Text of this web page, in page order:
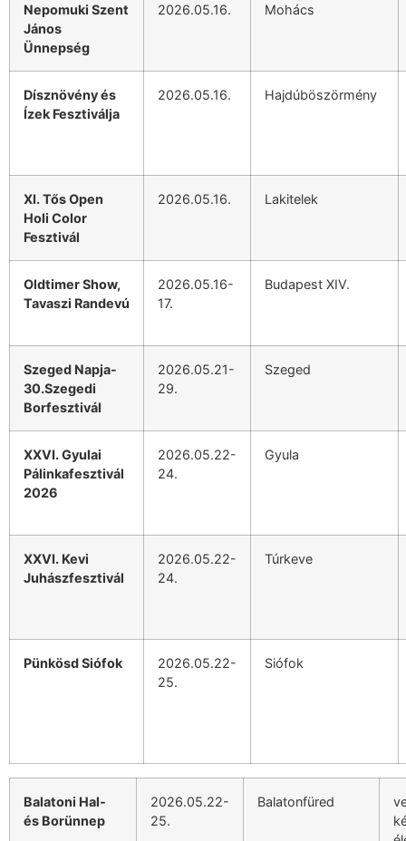
Nepomuki Szent
János
Ünnepség
2026.05.16. Mohács
Dísznövény és
Ízek Fesztiválja
2026.05.16. Hajdúböszörmény
XI. Tős Open
Holi Color
Fesztivál
2026.05.16. Lakitelek
Oldtimer Show,
Tavaszi Randevú
2026.05.16-
17.
Budapest XIV.
Szeged Napja-
30.Szegedi
Borfesztivál
2026.05.21-
29.
Szeged
XXVI. Gyulai
Pálinkafesztivál
2026
2026.05.22-
24.
Gyula
XXVI. Kevi
Juhászfesztivál
2026.05.22-
24.
Túrkeve
Pünkösd Siófok
2026.05.22-
25.
Siófok
Balatoni Hal-
és Borünnep
2026.05.22-
25.
Balatonfüred